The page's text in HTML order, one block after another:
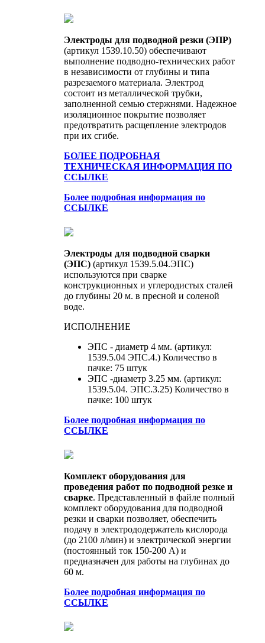
Электроды для подводной резки (ЭПР)
(артикул 1539.10.50) обеспечивают
выполнение подводно-технических работ
в независимости от глубины и типа
разрезаемого материала. Электрод
состоит из металлической трубки,
заполненной семью стержнями. Надежное
изоляционное покрытие позволяет
предотвратить расщепление электродов
при их сгибе.
БОЛЕЕ ПОДРОБНАЯ
ТЕХНИЧЕСКАЯ ИНФОРМАЦИЯ ПО
ССЫЛКЕ
Более подробная информация по
ССЫЛКЕ
Электроды для подводной сварки
(ЭПС) (артикул 1539.5.04.ЭПС)
используются при сварке
конструкционных и углеродистых сталей
до глубины 20 м. в пресной и соленой
воде.
ИСПОЛНЕНИЕ
ЭПС - диаметр 4 мм. (артикул:
1539.5.04 ЭПС.4.) Количество в
пачке: 75 штук
ЭПС -диаметр 3.25 мм. (артикул:
1539.5.04. ЭПС.3.25) Количество в
пачке: 100 штук
Более подробная информация по
ССЫЛКЕ
Комплект оборудования для
проведения работ по подводной резке и
сварке. Представленный в файле полный
комплект оборудования для подводной
резки и сварки позволяет, обеспечить
подачу в электрододержатель кислорода
(до 2100 л/мин) и электрической энергии
(постоянный ток 150-200 А) и
предназначен для работы на глубинах до
60 м.
Более подробная информация по
ССЫЛКЕ